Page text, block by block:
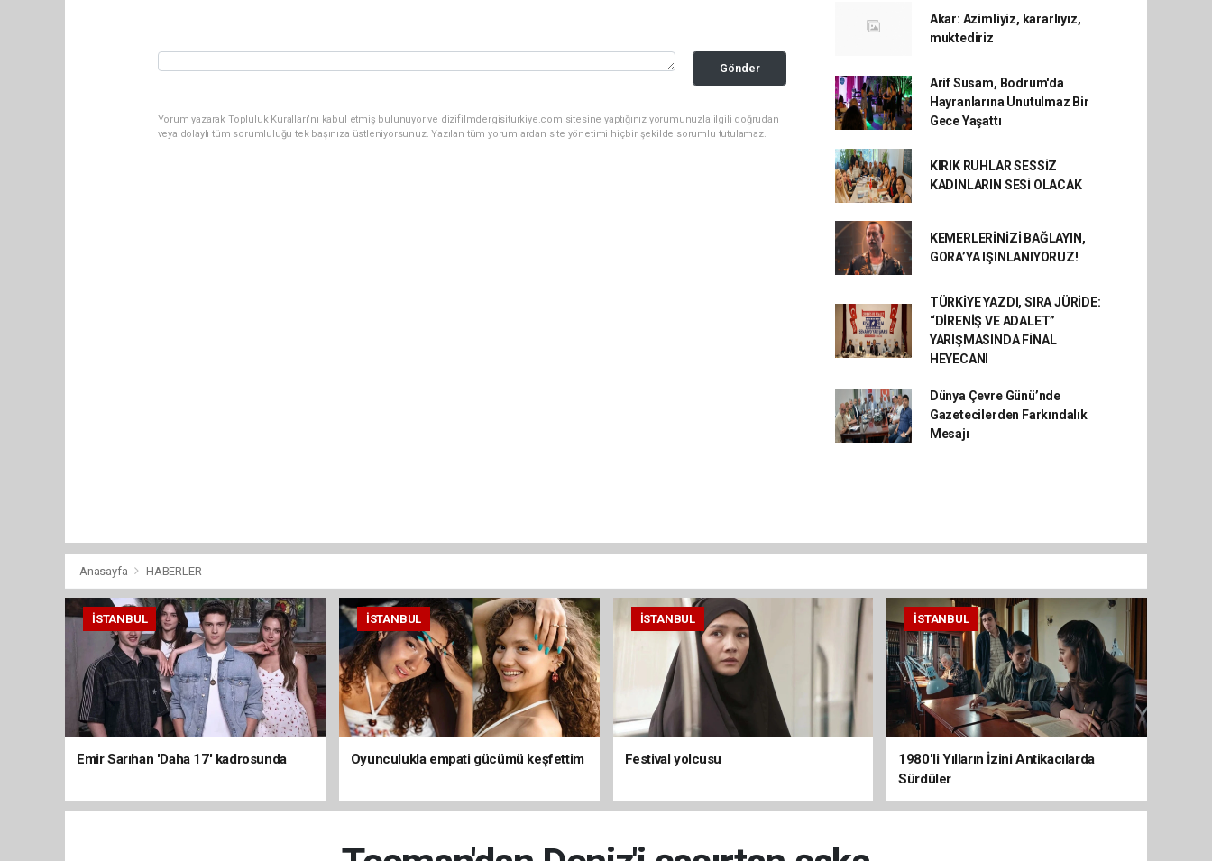
Gönder
Yorum yazarak Topluluk Kuralları’nı kabul etmiş bulunuyor ve dizifilmdergisiturkiye.com sitesine yaptığınız yorumunuzla ilgili doğrudan
veya dolaylı tüm sorumluluğu tek başınıza üstleniyorsunuz. Yazılan tüm yorumlardan site yönetimi hiçbir şekilde sorumlu tutulamaz.
Akar: Azimliyiz, kararlıyız,
muktediriz
Arif Susam, Bodrum'da
Hayranlarına Unutulmaz Bir
Gece Yaşattı
KIRIK RUHLAR SESSİZ
KADINLARIN SESİ OLACAK
KEMERLERİNİZİ BAĞLAYIN,
GORA’YA IŞINLANIYORUZ!
TÜRKİYE YAZDI, SIRA JÜRİDE:
“DİRENİŞ VE ADALET”
YARIŞMASINDA FİNAL
HEYECANI
Dünya Çevre Günü’nde
Gazetecilerden Farkındalık
Mesajı
Anasayfa HABERLER
İSTANBUL
Emir Sarıhan 'Daha 17' kadrosunda
İSTANBUL
Oyunculukla empati gücümü keşfettim
İSTANBUL
Festival yolcusu
İSTANBUL
1980'li Yılların İzini Antikacılarda
Sürdüler